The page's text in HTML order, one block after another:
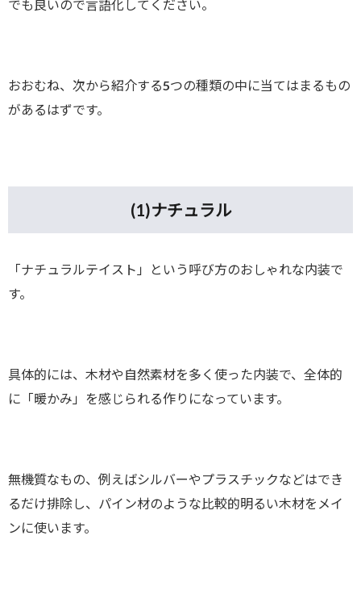
でも良いので言語化してください。
おおむね、次から紹介する5つの種類の中に当てはまるもの
があるはずです。
(1)ナチュラル
「ナチュラルテイスト」という呼び方のおしゃれな内装で
す。
具体的には、木材や自然素材を多く使った内装で、全体的
に「暖かみ」を感じられる作りになっています。
無機質なもの、例えばシルバーやプラスチックなどはでき
るだけ排除し、パイン材のような比較的明るい木材をメイ
ンに使います。